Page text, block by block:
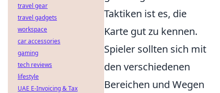
Taktiken ist es, die
Karte gut zu kennen.
Spieler sollten sich mit
den verschiedenen
Bereichen und Wegen
travel gear
travel gadgets
workspace
car accessories
gaming
tech reviews
lifestyle
UAE E-Invoicing & Tax